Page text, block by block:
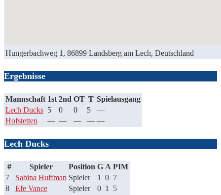
Hungerbachweg 1, 86899 Landsberg am Lech, Deutschland
Ergebnisse
Mannschaft 1st 2nd OT T Spielausgang
Lech Ducks 5 0 0 5
—
Hofstetten
— — — — —
Lech Ducks
# Spieler Position G A PIM
7
Sabina Huffman Spieler 1 0 7
8
Efe Vance Spieler 0 1
5